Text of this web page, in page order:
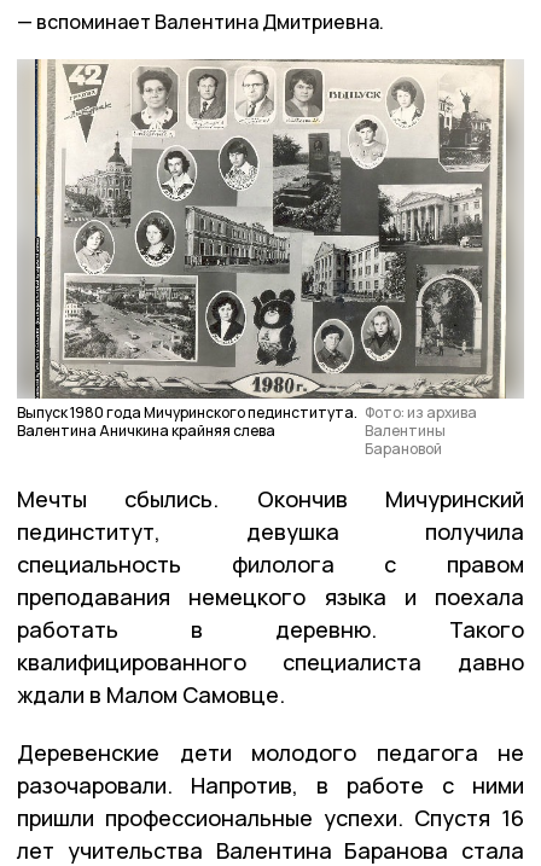
вспоминает Валентина Дмитриевна.
Выпуск 1980 года Мичуринского пединститута.
Валентина Аничкина крайняя слева
Фото: из архива
Валентины
Барановой
Мечты сбылись. Окончив Мичуринский
пединститут, девушка получила
специальность филолога с правом
преподавания немецкого языка и поехала
работать в деревню. Такого
квалифицированного специалиста давно
ждали в Малом Самовце.
Деревенские дети молодого педагога не
разочаровали. Напротив, в работе с ними
пришли профессиональные успехи. Спустя 16
лет учительства Валентина Баранова стала